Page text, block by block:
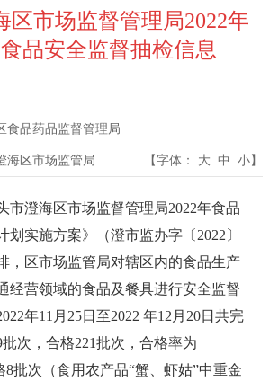
区市场监督管理局2022年
品安全监督抽检信息
食品药品监督管理局
海区市场监管局 【字体： 大 中 小】
澄海区市场监督管理局2022年食品
划实施方案》（澄市监办字〔2022〕
，区市场监管局对辖区内的食品生产
经营领域的食品及餐具进行安全监督
年11月25日至2022 年12月20日共完
次，合格221批次，合格率为
8批次（食用农产品“蟹、虾姑”中重金